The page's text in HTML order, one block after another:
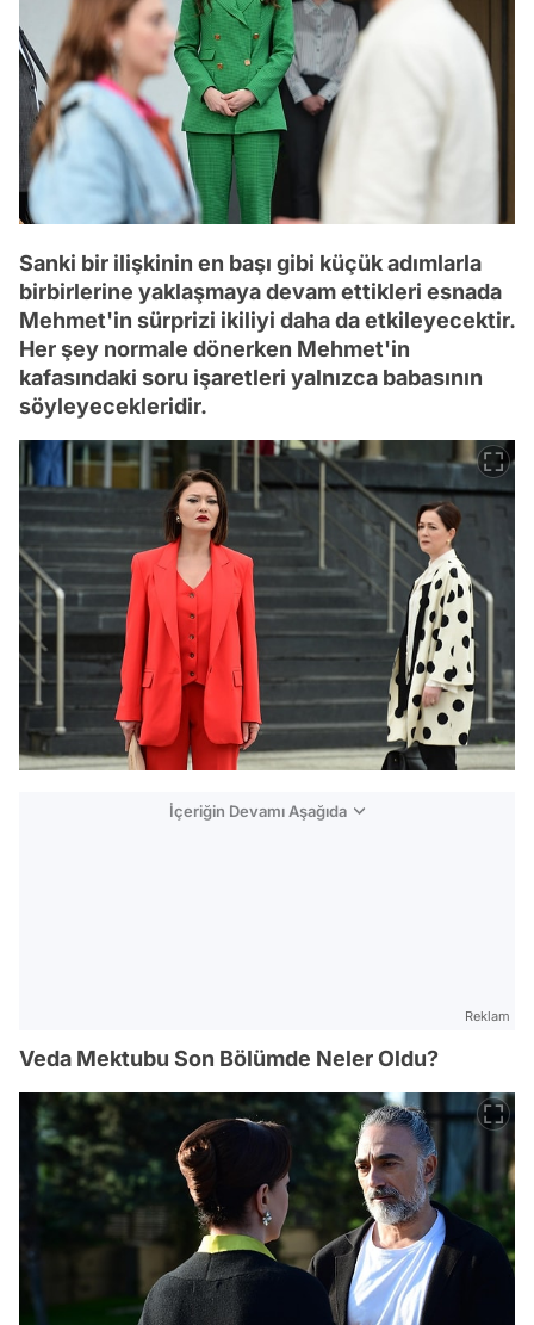
Sanki bir ilişkinin en başı gibi küçük adımlarla
birbirlerine yaklaşmaya devam ettikleri esnada
Mehmet'in sürprizi ikiliyi daha da etkileyecektir.
Her şey normale dönerken Mehmet'in
kafasındaki soru işaretleri yalnızca babasının
söyleyecekleridir.
İçeriğin Devamı Aşağıda
Reklam
Veda Mektubu Son Bölümde Neler Oldu?